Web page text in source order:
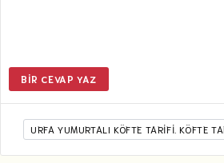
BIR CEVAP YAZ
URFA YUMURTALI KÖFTE TARIFI. KÖFTE